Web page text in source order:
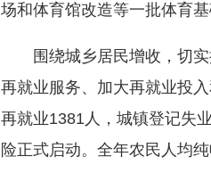
场和体育馆改造等一批体育
围绕城乡居民增收，切实
再就业服务、加大再就业投
再就业1381人，城镇登记失
险正式启动。全年农民人均